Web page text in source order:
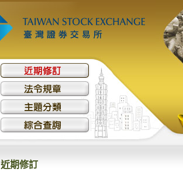
近期修訂